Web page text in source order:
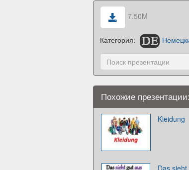
7.50M
Категория:
Похожие презентации:
Kleidung
Das